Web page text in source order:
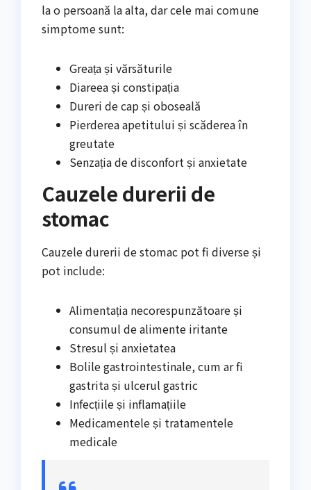
la o persoană la alta, dar cele mai comune
simptome sunt:
Greața și vărsăturile
Diareea și constipația
Dureri de cap și oboseală
Pierderea apetitului și scăderea în
greutate
Senzația de disconfort și anxietate
Cauzele durerii de
stomac
Cauzele durerii de stomac pot fi diverse și
pot include:
Alimentația necorespunzătoare și
consumul de alimente iritante
Stresul și anxietatea
Bolile gastrointestinale, cum ar fi
gastrita și ulcerul gastric
Infecțiile și inflamațiile
Medicamentele și tratamentele
medicale